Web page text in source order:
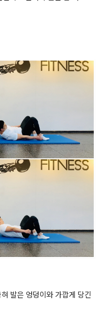
발은 엉덩이와 가깝게 당긴